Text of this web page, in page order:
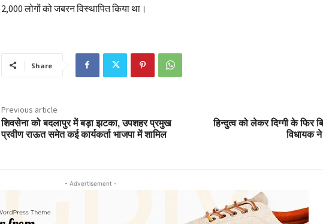
2,000 लोगों को जबरन विस्थापित किया था।
Share
Previous article
शिवसेना को बदलापुर में बड़ा झटका, उपशहर प्रमुख
प्रवीण राऊत समेत कई कार्यकर्ता भाजपा में शामिल
हिन्दुत्व को लेकर दिग्गी के फिर
विधायक
- Advertisement -